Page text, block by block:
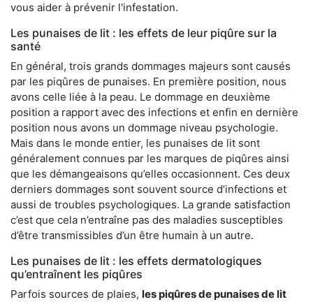
vous aider à prévenir l'infestation.
Les punaises de lit : les effets de leur piqûre sur la
santé
En général, trois grands dommages majeurs sont causés
par les piqûres de punaises. En première position, nous
avons celle liée à la peau. Le dommage en deuxième
position a rapport avec des infections et enfin en dernière
position nous avons un dommage niveau psychologie.
Mais dans le monde entier, les punaises de lit sont
généralement connues par les marques de piqûres ainsi
que les démangeaisons qu’elles occasionnent. Ces deux
derniers dommages sont souvent source d’infections et
aussi de troubles psychologiques. La grande satisfaction
c’est que cela n’entraîne pas des maladies susceptibles
d’être transmissibles d’un être humain à un autre.
Les punaises de lit : les effets dermatologiques
qu’entraînent les piqûres
Parfois sources de plaies, les piqûres de punaises de lit